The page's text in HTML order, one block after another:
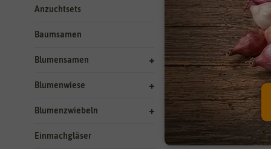
Anzuchtsets
Baumsamen
Blumensamen
Blumenwiese
Blumenzwiebeln
Einmachgläser
Aussaat
Blütenfarbe
7677 Ergebnisse